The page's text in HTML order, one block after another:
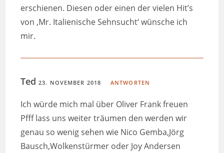
erschienen. Diesen oder einen der vielen Hit’s
von ‚Mr. Italienische Sehnsucht‘ wünsche ich
mir.
Ted23. NOVEMBER 2018 ANTWORTEN
Ich würde mich mal über Oliver Frank freuen
Pfff lass uns weiter träumen den werden wir
genau so wenig sehen wie Nico Gemba,Jörg
Bausch,Wolkenstürmer oder Joy Andersen